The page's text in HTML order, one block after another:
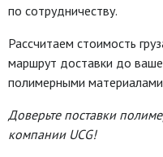
по сотрудничеству.
Рассчитаем стоимость
маршрут доставки до
полимерными
Доверьте поставки
компании UCG!